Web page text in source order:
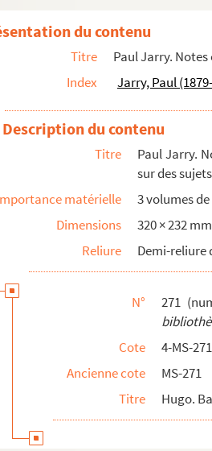
: Barbey d'Aurevilly,
; Guillaume-Louis Ternaux ; la
Châtelet, la Grande Boucherie
éd. de 1921, épreuves
(copie)
du contenu
Titre
Paul Jarry.
Index
Jarry, Paul
Description du contenu
Titre
Paul Jarry.
sur des
matérielle
3 volumes
Dimensions
320 × 232 mm
Reliure
Demi-reliure
N° 271
Cote
4-MS-271
Ancienne cote
MS-271
Titre
Hugo.